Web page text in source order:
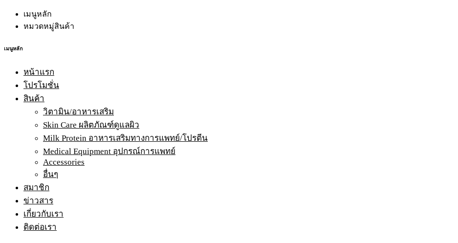
เมนูหลัก
หมวดหมู่สินค้า
เมนูหลัก
หน้าแรก
โปรโมชั่น
สินค้า
วิตามิน/อาหารเสริม
Skin Care ผลิตภัณฑ์ดูแลผิว
Milk Protein อาหารเสริมทางการแพทย์/โปรตีน
Medical Equipment อุปกรณ์การแพทย์
Accessories
อื่นๆ
สมาชิก
ข่าวสาร
เกี่ยวกับเรา
ติดต่อเรา